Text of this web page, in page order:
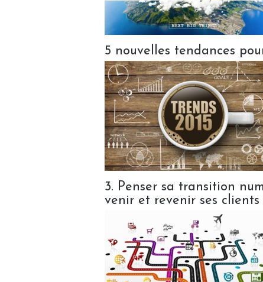
5 nouvelles tendances
3. Penser sa transition
venir et revenir ses clients